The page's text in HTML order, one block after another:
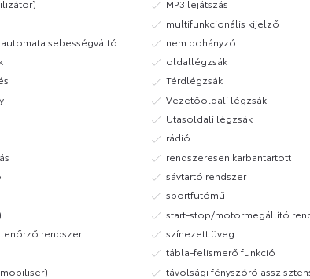
sebességváltó
rendszer
MP3 lejátszás
multifunkcionális kijelző
nem dohányzó
oldallégzsák
Térdlégzsák
Vezetőoldali légzsák
Utasoldali légzsák
rádió
rendszeresen karbantartott
sávtartó rendszer
sportfutómű
start-stop/motormegállító
színezett üveg
tábla-felismerő funkció
távolsági fényszóró